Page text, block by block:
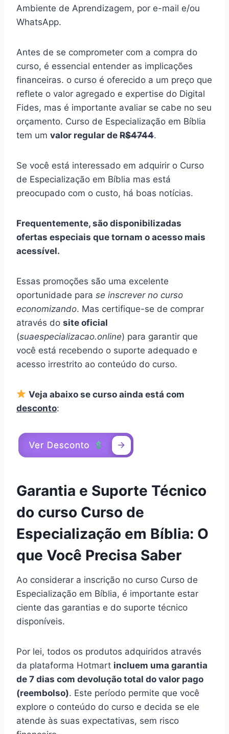
Ambiente de Aprendizagem, por e-mail e/ou
WhatsApp.
Antes de se comprometer com a compra do
curso, é essencial entender as implicações
financeiras. o curso é oferecido a um preço que
reflete o valor agregado e expertise do Digital
Fides, mas é importante avaliar se cabe no seu
orçamento. Curso de Especialização em Bíblia
tem um valor regular de R$4744.
Se você está interessado em adquirir o Curso
de Especialização em Bíblia mas está
preocupado com o custo, há boas notícias.
Frequentemente, são disponibilizadas
ofertas especiais que tornam o acesso mais
acessível.
Essas promoções são uma excelente
oportunidade para se inscrever no curso
economizando. Mas certifique-se de comprar
através do site oficial
(suaespecializacao.online) para garantir que
você está recebendo o suporte adequado e
acesso irrestrito ao conteúdo do curso.
Veja abaixo se curso ainda está com
desconto:
Garantia e Suporte Técnico
do curso Curso de
Especialização em Bíblia: O
que Você Precisa Saber
Ao considerar a inscrição no curso Curso de
Especialização em Bíblia, é importante estar
ciente das garantias e do suporte técnico
disponíveis.
Por lei, todos os produtos adquiridos através
da plataforma Hotmart incluem uma garantia
de 7 dias com devolução total do valor pago
(reembolso). Este período permite que você
explore o conteúdo do curso e decida se ele
atende às suas expectativas, sem risco